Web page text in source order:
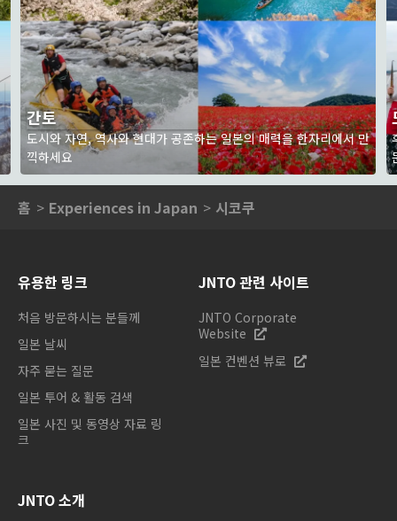
간토
도시와 자연, 역사와 현대가 공존하는 일본의 매력을 한자리에서 만
끽하세요
홈 Experiences in Japan 시코쿠
유용한 링크
처음 방문하시는 분들께
일본 날씨
자주 묻는 질문
일본 투어 & 활동 검색
일본 사진 및 동영상 자료 링
크
JNTO 관련 사이트
JNTO Corporate
Website
일본 컨벤션 뷰로
JNTO 소개